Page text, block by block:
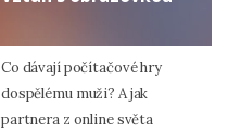
Co dávají počítačové hry
dospělému muži? A jak
partnera z online světa